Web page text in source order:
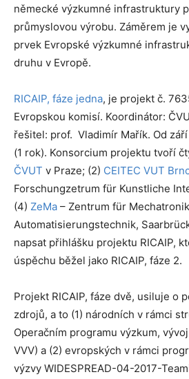
německé výzkumné infrastruktury
průmyslovou výrobu. Záměrem je
prvek Evropské výzkumné
druhu v Evropě.
RICAIP, fáze jedna, je projekt č.
Evropskou komisí. Koordinátor:
řešitel: prof. Vladimír Mařík. Od
(1 rok). Konsorcium projektu tvoří
ČVUT v Praze; (2) CEITEC VUT
Forschungzetrum für Kunstliche
(4) ZeMa – Zentrum für
Automatisierungstechnik,
napsat přihlášku projektu RICAIP,
úspěchu běžel jako RICAIP, fáze 2.
Projekt RICAIP, fáze dvě, usiluje o
zdrojů, a to (1) národních v rámci
Operačním programu výzkum,
VVV) a (2) evropských v rámci
výzvy WIDESPREAD-04-2017-